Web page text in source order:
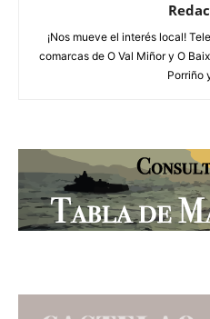
¡Nos mueve el interés local!
comarcas de O Val Miñor y O
Porriño